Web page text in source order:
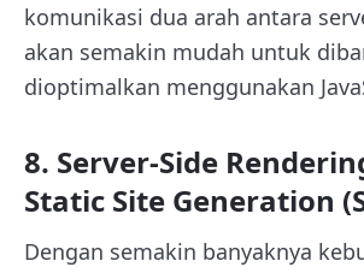
komunikasi dua arah antara
akan semakin mudah untuk
dioptimalkan menggunakan
8. Server-Side
Static Site Generation
Dengan semakin banyaknya